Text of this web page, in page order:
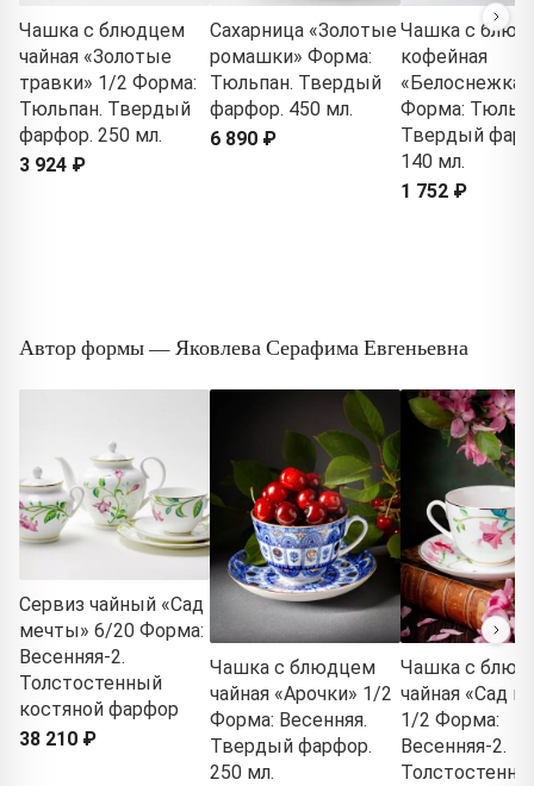
Чашка с блюдцем
чайная «Золотые
травки» 1/2 Форма:
Тюльпан. Твердый
фарфор. 250 мл.
3 924 ₽
Сахарница «Золотые
ромашки» Форма:
Тюльпан. Твердый
фарфор. 450 мл.
6 890 ₽
Чашка с
кофейная
Форма:
Твердый
140 мл.
1 752 ₽
Автор формы — Яковлева Серафима Евгеньевна
Сервиз чайный «Сад
мечты» 6/20 Форма:
Весенняя-2.
Толстостенный
костяной фарфор
38 210 ₽
Чашка с блюдцем
чайная «Арочки» 1/2
Форма: Весенняя.
Твердый фарфор.
250 мл.
Чашка с
чайная «Сад
1/2 Форма:
Весенняя-2.